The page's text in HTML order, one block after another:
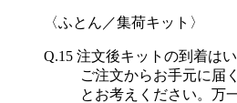
〈ふとん／集荷キット〉
Q.15 注文後キットの到着はい
ご注文からお手元に届
とお考えください。万